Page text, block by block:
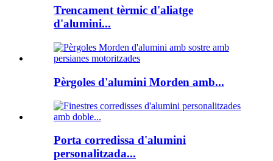
Trencament tèrmic d'aliatge
d'alumini...
Pèrgoles d'alumini Morden amb...
Porta corredissa d'alumini
personalitzada...